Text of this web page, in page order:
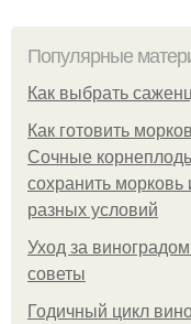
Популярные
Как выбрать
Как готовить
Сочные
сохранить
разных условий
Уход за
советы
Годичный цикл